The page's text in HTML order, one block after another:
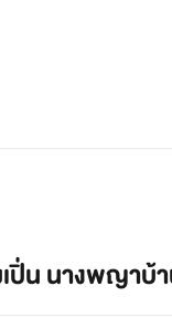
ม่อยากให้พ่อแม่และน้
ปิ่น นางพญาบ้